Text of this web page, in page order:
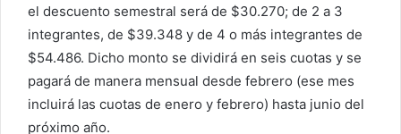
el descuento semestral será de $30.270; de 2 a 3
integrantes, de $39.348 y de 4 o más integrantes de
$54.486. Dicho monto se dividirá en seis cuotas y se
pagará de manera mensual desde febrero (ese mes
incluirá las cuotas de enero y febrero) hasta junio del
próximo año.